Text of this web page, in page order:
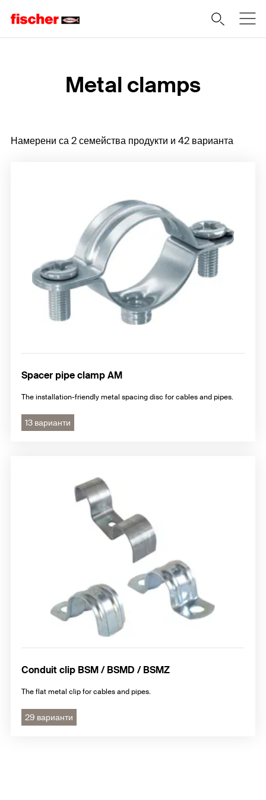
Metal clamps
Намерени са 2 семейства продукти и 42 варианта
Spacer pipe clamp AM
The installation-friendly metal spacing disc for cables and pipes.
13 варианти
Conduit clip BSM / BSMD / BSMZ
The flat metal clip for cables and pipes.
29 варианти